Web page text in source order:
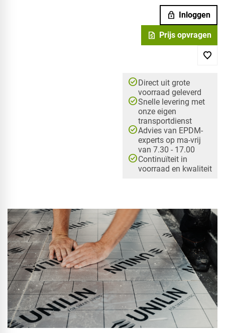
lock Inloggen
request_quote Prijs opvragen
check_circleDirect uit grote
voorraad geleverd
check_circleSnelle levering met
onze eigen
transportdienst
check_circleAdvies van EPDM-
experts op ma-vrij
van 7.30 - 17.00
check_circleContinuïteit in
voorraad en kwaliteit